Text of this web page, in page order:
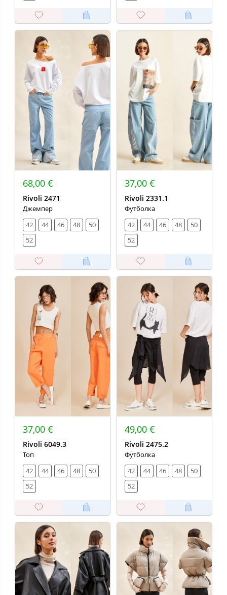
68,00 €
Rivoli 2471
Джемпер
42
44 46 48
50
52
37,00 €
Rivoli 2331.1
Футболка
42
44 46 48
50
52
37,00 €
Rivoli 6049.3
Топ
42
44 46 48
50
52
49,00 €
Rivoli 2475.2
Футболка
42
44 46 48
50
52